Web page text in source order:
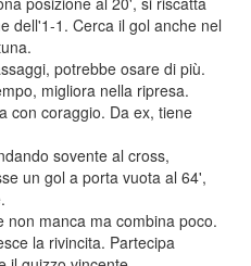
dell'1-1. Cerca il gol anche nel
potrebbe osare di più.
migliora nella ripresa.
con coraggio. Da ex, tiene
sovente al cross,
un gol a porta vuota al 64',
non manca ma combina poco.
la rivincita. Partecipa